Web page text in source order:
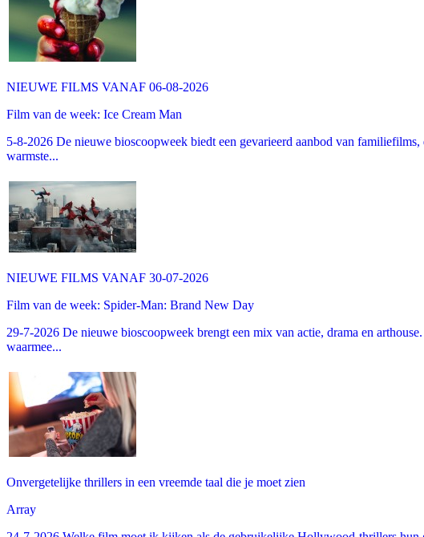
NIEUWE FILMS VANAF 06-08-2026
Film van de week: Ice Cream Man
5-8-2026 De nieuwe bioscoopweek biedt een gevarieerd aanbod van
warmste...
NIEUWE FILMS VANAF 30-07-2026
Film van de week: Spider-Man: Brand New Day
29-7-2026 De nieuwe bioscoopweek brengt een mix van actie, drama en
waarmee...
Onvergetelijke thrillers in een vreemde taal die je moet zien
Array